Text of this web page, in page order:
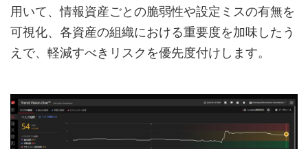
用いて、情報資産ごとの脆弱性や設定ミスの有無を
可視化、各資産の組織における重要度を加味したう
えで、軽減すべきリスクを優先度付けします。